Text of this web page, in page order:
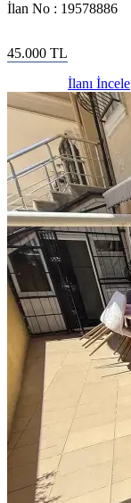
İlan No : 19578886
45.000 TL
İlanı İncele